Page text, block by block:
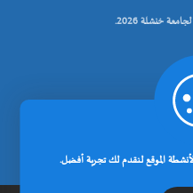
خنشلة 2026.
الموقع لنقدم لك تجربة أفضل.